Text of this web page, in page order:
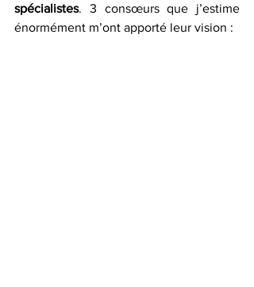
spécialistes. 3 consœurs que j’estime
énormément m’ont apporté leur vision :